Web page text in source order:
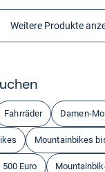
Weitere Produkte
Fahrräder Damen-
Mountainbikes
Euro